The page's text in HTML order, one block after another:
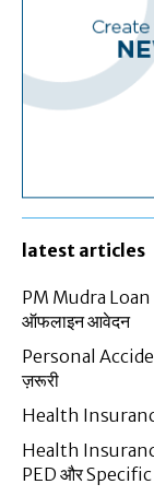
latest articles
PM Mudra Loan
ऑफलाइन आवेदन
Personal
ज़रूरी
Health Insurance
Health
PED और